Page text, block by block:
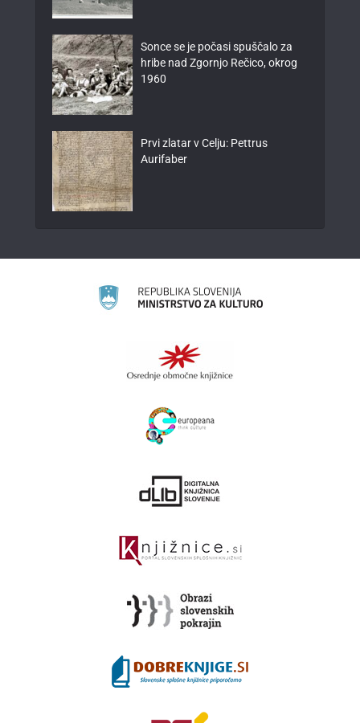
Sonce se je počasi spuščalo za
hribe nad Zgornjo Rečico, okrog
1960
Prvi zlatar v Celju: Pettrus
Aurifaber